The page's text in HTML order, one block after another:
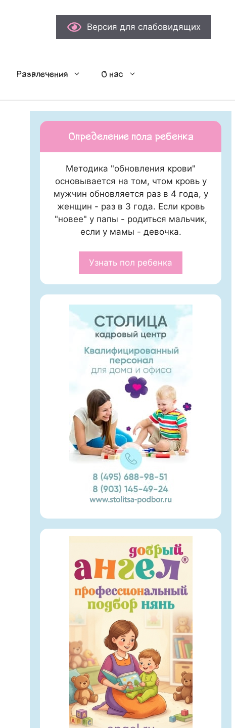
Версия для слабовидящих
Развлечения О нас
Определение пола ребенка
Методика "обновления крови"
основывается на том, чтом кровь у
мужчин обновляется раз в 4 года, у
женщин - раз в 3 года. Если кровь
"новее" у папы - родиться мальчик,
если у мамы - девочка.
Узнать пол ребенка